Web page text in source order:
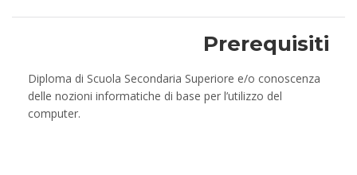
Prerequisiti
Diploma di Scuola Secondaria Superiore e/o conoscenza
delle nozioni informatiche di base per l’utilizzo del
computer.